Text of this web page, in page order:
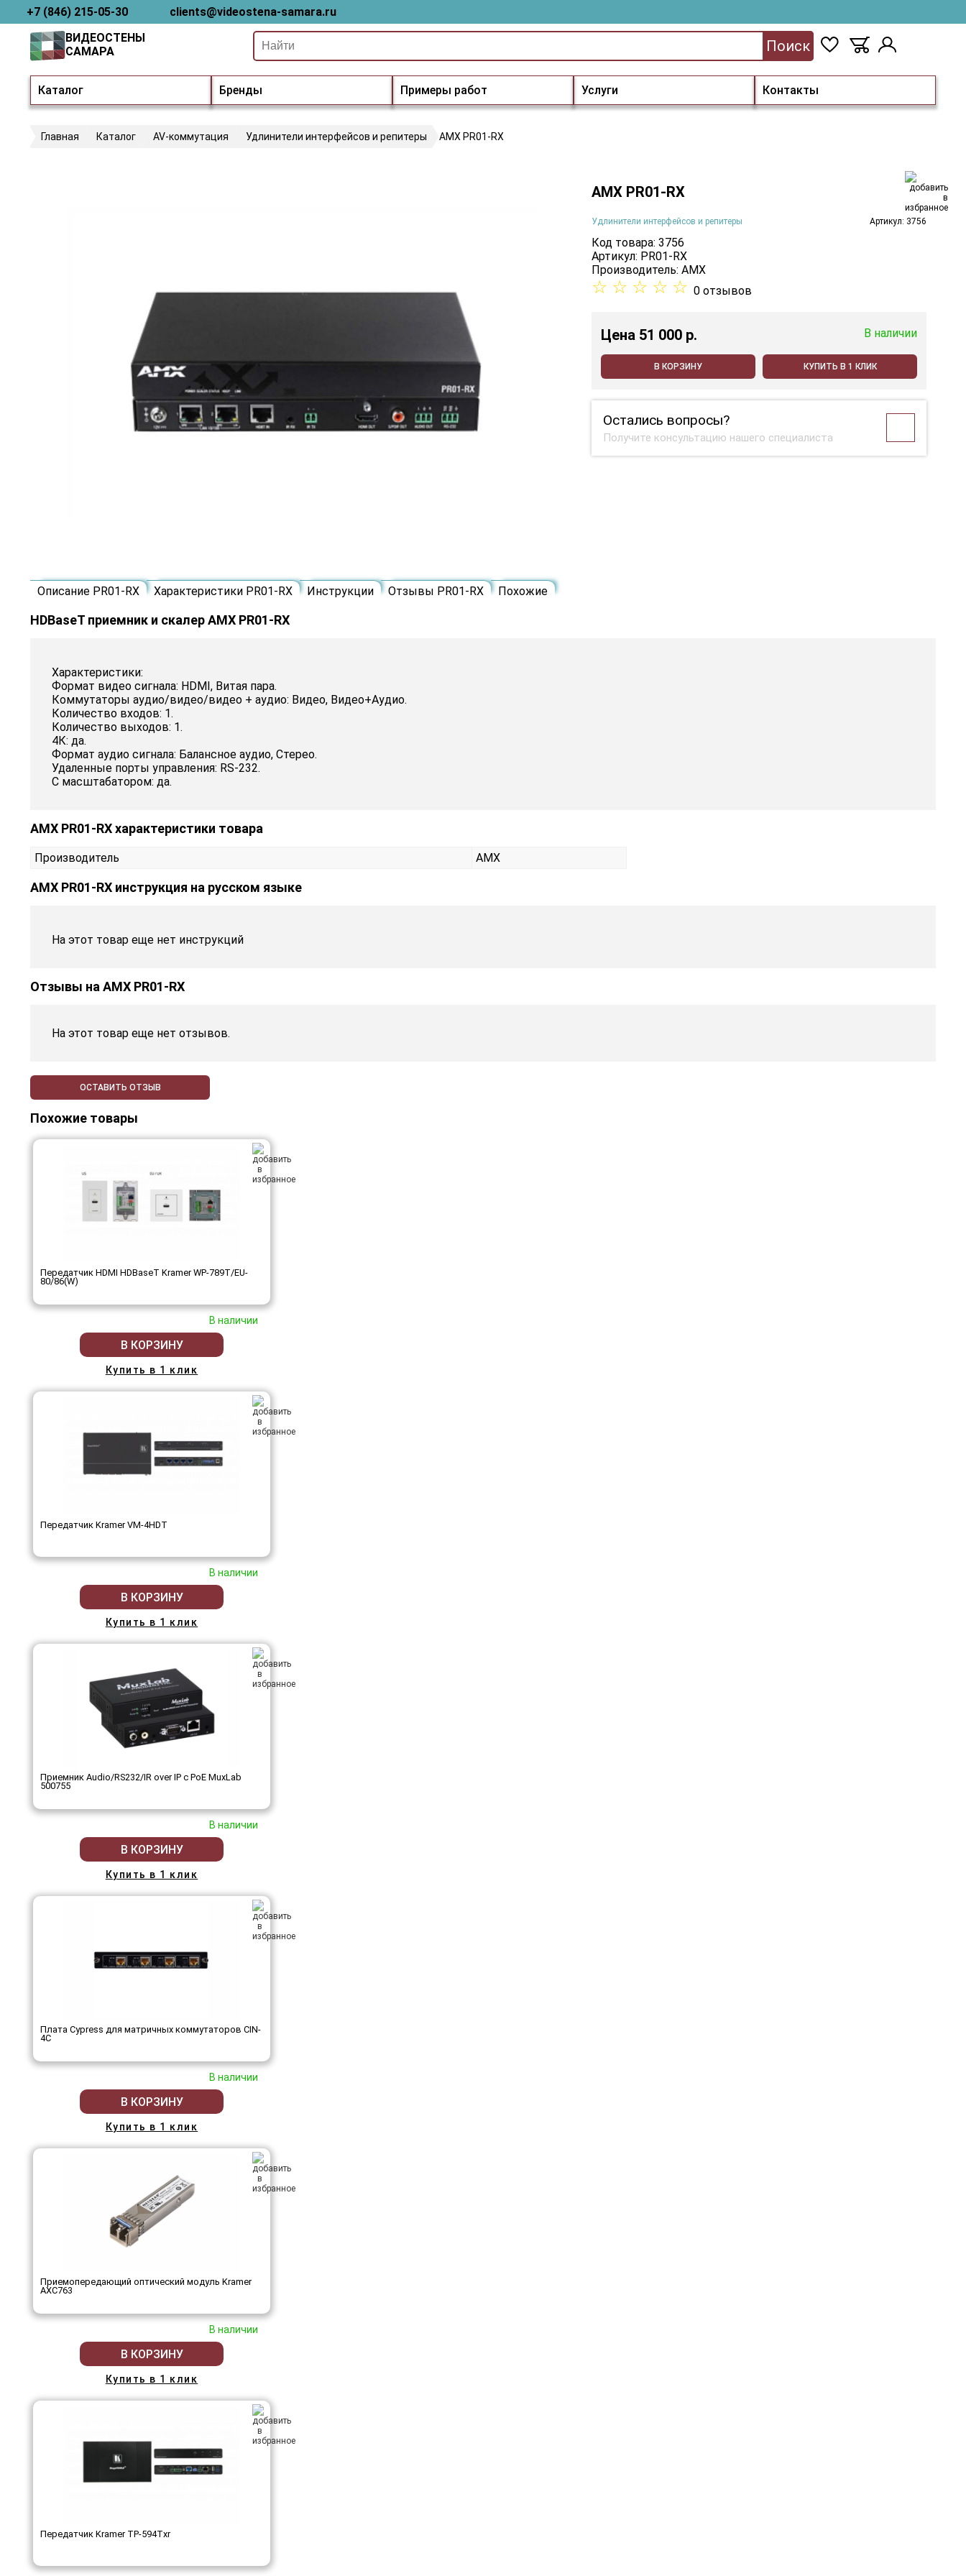
+7 (846) 215-05-30 clients@videostena-samara.ru
Каталог Бренды Примеры работ Услуги Контакты
ВИДЕОСТЕНЫ
САМАРА
Поиск
Главная Каталог AV-коммутация Удлинители интерфейсов и репитеры AMX PR01-RX
AMX PR01-RX
Удлинители интерфейсов и репитеры Артикул: 3756
Код товара: 3756
Артикул: PR01-RX
Производитель:AMX
☆ ☆ ☆ ☆ ☆ 0 отзывов
Цена 51 000 p. В наличии
В КОРЗИНУ КУПИТЬ В 1 КЛИК
Остались вопросы?
Получите консультацию нашего специалиста
Описание PR01-RX Характеристики PR01-RX Инструкции Отзывы PR01-RX Похожие
HDBaseT приемник и скалер AMX PR01-RX
Характеристики:
Формат видео сигнала: HDMI, Витая пара.
Коммутаторы аудио/видео/видео + аудио: Видео, Видео+Аудио.
Количество входов: 1.
Количество выходов: 1.
4К: да.
Формат аудио сигнала: Балансное аудио, Стерео.
Удаленные порты управления: RS-232.
С масштабатором: да.
AMX PR01-RX характеристики товара
Производитель AMX
AMX PR01-RX инструкция на русском языке
На этот товар еще нет инструкций
Отзывы наAMX PR01-RX
На этот товар еще нет отзывов.
ОСТАВИТЬ ОТЗЫВ
Похожие товары
Передатчик HDMI HDBaseT Kramer WP-789T/EU-
80/86(W)
В наличии
В КОРЗИНУ
Купить в 1 клик
Передатчик Kramer VM-4HDT
В наличии
В КОРЗИНУ
Купить в 1 клик
Приемник Audio/RS232/IR over IP с PoE MuxLab
500755
В наличии
В КОРЗИНУ
Купить в 1 клик
Плата Cypress для матричных коммутаторов CIN-
4C
В наличии
В КОРЗИНУ
Купить в 1 клик
Приемопередающий оптический модуль Kramer
AXC763
В наличии
В КОРЗИНУ
Купить в 1 клик
Передатчик Kramer TP-594Txr